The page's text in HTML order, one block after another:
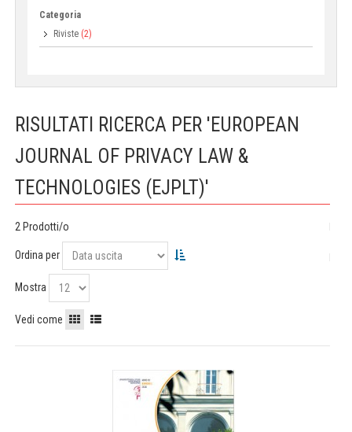
Categoria
Riviste (2)
RISULTATI RICERCA PER 'EUROPEAN
JOURNAL OF PRIVACY LAW &
TECHNOLOGIES (EJPLT)'
2 Prodotti/o
Ordina per
Mostra
Vedi come